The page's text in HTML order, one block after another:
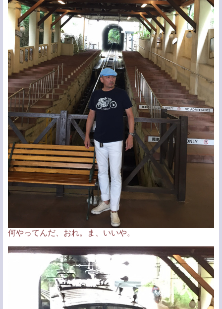
何やってんだ、おれ。ま、いいや。